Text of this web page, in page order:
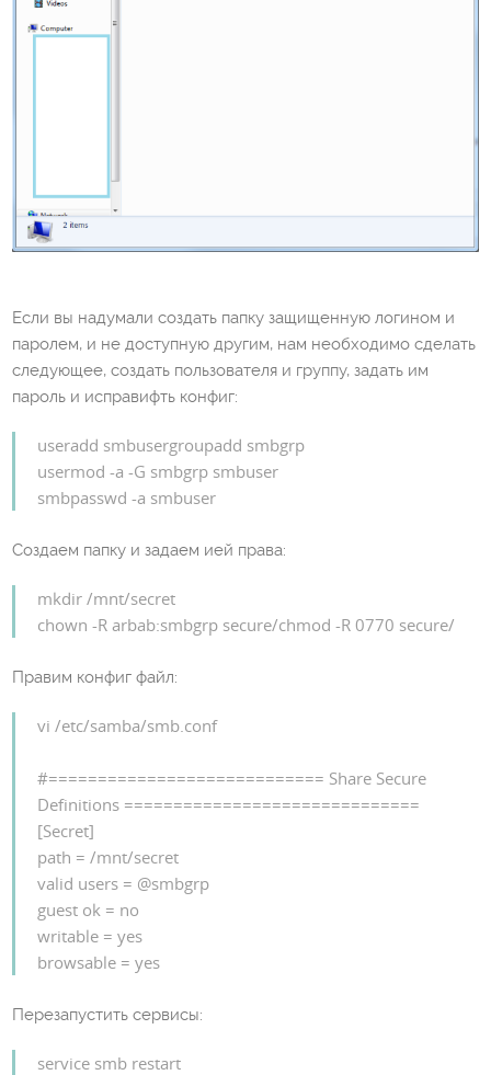
Если вы надумали создать папку защищенную логином и
паролем, и не доступную другим, нам необходимо сделать
следующее, создать пользователя и группу, задать им
пароль и исправифть конфиг:
useradd smbusergroupadd smbgrp
usermod -a -G smbgrp smbuser
smbpasswd -a smbuser
Создаем папку и задаем ией права:
mkdir /mnt/secret
chown -R arbab:smbgrp secure/chmod -R 0770 secure/
Правим конфиг файл:
vi /etc/samba/smb.conf
#============================ Share Secure
Definitions ==============================
[Secret]
path = /mnt/secret
valid users = @smbgrp
guest ok = no
writable = yes
browsable = yes
Перезапустить сервисы:
service smb restart